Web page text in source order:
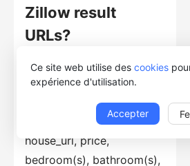
Ce site web utilise des cookies
expérience d'utilisation.
Accepter
Zillow result
URLs?
This template collects
structured records from
listing pages, including
keyword, zpid, image_url,
house_url, price,
bedroom(s), bathroom(s),